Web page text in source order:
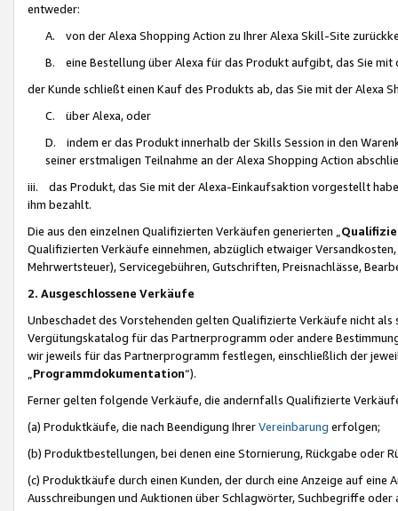
entweder:
A. von der Alexa Shopping Action zu Ihrer Alexa Skill-Site
B. eine Bestellung über Alexa für das Produkt aufgibt, das Sie mit
der Kunde schließt einen Kauf des Produkts ab, das Sie mit der Alexa
C. über Alexa, oder
D. indem er das Produkt innerhalb der Skills Session in den
seiner erstmaligen Teilnahme an der Alexa Shopping Action
iii. das Produkt, das Sie mit der Alexa-Einkaufsaktion vorgestellt
ihm bezahlt.
Die aus den einzelnen Qualifizierten Verkäufen generierten „
Qualifizierten Verkäufe einnehmen, abzüglich etwaiger
Mehrwertsteuer), Servicegebühren, Gutschriften, Preisnachlässe,
2. Ausgeschlossene Verkäufe
Unbeschadet des Vorstehenden gelten Qualifizierte Verkäufe nicht
Vergütungskatalog für das Partnerprogramm oder andere
wir jeweils für das Partnerprogramm festlegen, einschließlich der
Programmdokumentation“).
Ferner gelten folgende Verkäufe, die andernfalls Qualifizierte
(a) Produktkäufe, die nach Beendigung IhrerVereinbarung erfolgen;
(b) Produktbestellungen, bei denen eine Stornierung, Rückgabe oder
(c) Produktkäufe durch einen Kunden, der durch eine Anzeige auf
Ausschreibungen und Auktionen über Schlagwörter, Suchbegriffe